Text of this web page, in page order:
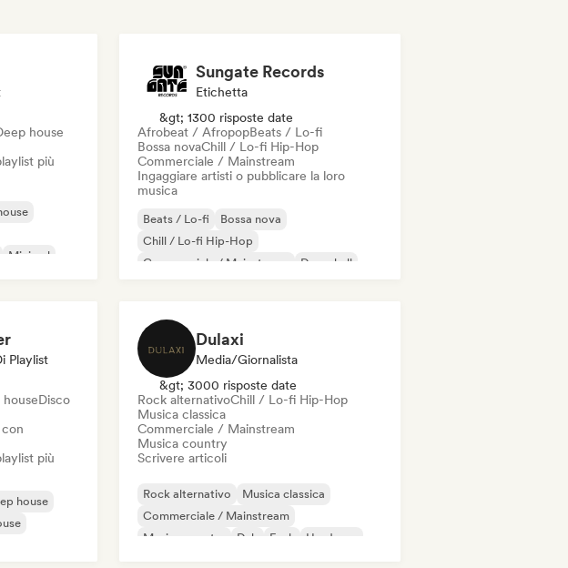
house
più
Minimal
Sungate Records
Etichetta
&gt; 1300 risposte date
Afrobeat / AfropopBeats / Lo-fi
Bossa novaChill / Lo-fi Hip-Hop
Commerciale / Mainstream
Ingaggiare artisti o pubblicare la loro
musica
Beats / Lo-fi
Bossa nova
Chill / Lo-fi Hip-Hop
Commerciale / Mainstream
Dancehall
Playlist
houseDisco
più
house
Dulaxi
Media/Giornalista
&gt; 3000 risposte date
Rock alternativoChill / Lo-fi Hip-Hop
Musica classica
Commerciale / Mainstream
Musica country
Scrivere articoli
Rock alternativo
Musica classica
Commerciale / Mainstream
Musica country
Dub Funk
Hardcore